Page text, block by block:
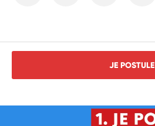
JE POSTULE